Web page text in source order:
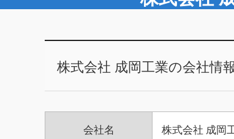
株式会社 成岡工業の会社情
会社名 株式会社 成岡